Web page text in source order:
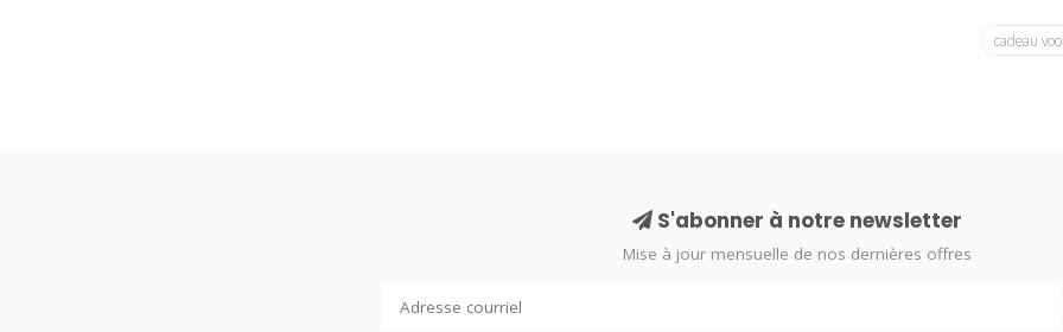
cadeau
S'abonner à notre newsletter
Mise à jour mensuelle de nos dernières offres